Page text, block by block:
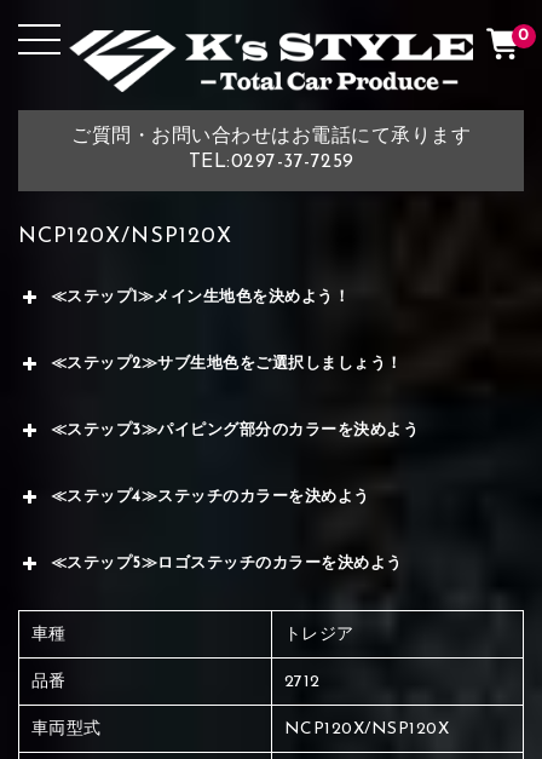
ご質問・お問い合わせはお電話にて承ります
TEL:0297-37-7259
0
NCP120X/NSP120X
≪ステップ1≫メイン生地色を決めよう！
≪ステップ2≫サブ生地色をご選択しましょう！
≪ステップ3≫パイピング部分のカラーを決めよう
≪ステップ4≫ステッチのカラーを決めよう
≪ステップ5≫ロゴステッチのカラーを決めよう
車種 トレジア
品番 2712
車両型式 NCP120X/NSP120X